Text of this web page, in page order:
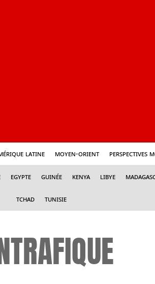
latine Moyen-Orient Perspectives
Egypte Guinée Kenya Libye
Tchad Tunisie